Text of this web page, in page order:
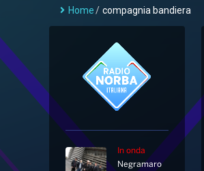
Home/ compagnia bandiera
In onda
Negramaro